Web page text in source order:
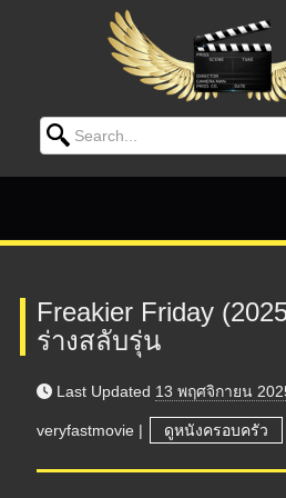
Search for:
Freakier Friday
ร่างสลับรุ่น
Last Updated 13 พฤศจิกายน
veryfastmovie | ดูหนังครอบครัว